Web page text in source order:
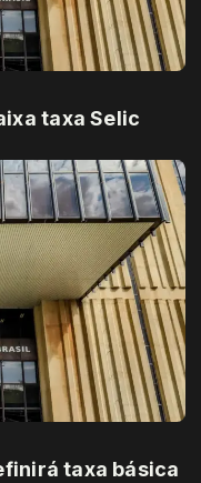
taxa Selic
taxa básica